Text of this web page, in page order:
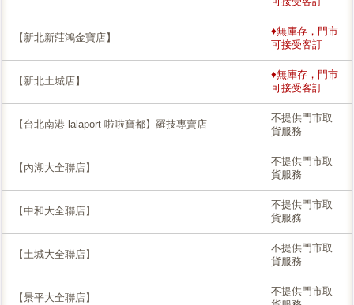
【新北新莊鴻金寶店】
♦無庫存，門市
可接受客訂
【新北土城店】
♦無庫存，門市
可接受客訂
【台北南港 lalaport-啦啦寶都】羅技專賣店
不提供門市取
貨服務
【內湖大全聯店】
不提供門市取
貨服務
【中和大全聯店】
不提供門市取
貨服務
【土城大全聯店】
不提供門市取
貨服務
【景平大全聯店】
不提供門市取